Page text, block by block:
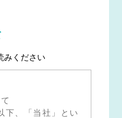
みください
下、「当社」とい